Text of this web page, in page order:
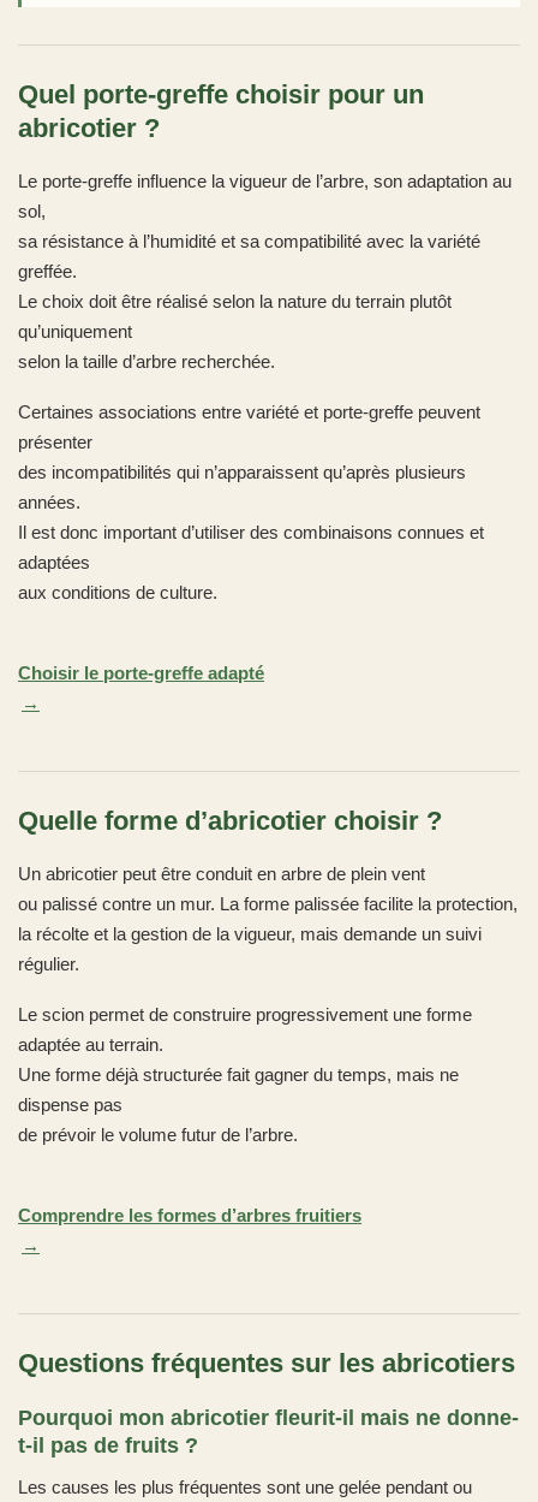
Quel porte-greffe choisir pour un
abricotier ?
Le porte-greffe influence la vigueur de l’arbre, son adaptation au
sol,
sa résistance à l’humidité et sa compatibilité avec la variété
greffée.
Le choix doit être réalisé selon la nature du terrain plutôt
qu’uniquement
selon la taille d’arbre recherchée.
Certaines associations entre variété et porte-greffe peuvent
présenter
des incompatibilités qui n’apparaissent qu’après plusieurs
années.
Il est donc important d’utiliser des combinaisons connues et
adaptées
aux conditions de culture.
Choisir le porte-greffe adapté
Quelle forme d’abricotier choisir ?
Un abricotier peut être conduit en arbre de plein vent
ou palissé contre un mur. La forme palissée facilite la protection,
la récolte et la gestion de la vigueur, mais demande un suivi
régulier.
Le scion permet de construire progressivement une forme
adaptée au terrain.
Une forme déjà structurée fait gagner du temps, mais ne
dispense pas
de prévoir le volume futur de l’arbre.
Comprendre les formes d’arbres fruitiers
Questions fréquentes sur les abricotiers
Pourquoi mon abricotier fleurit-il mais ne donne-
t-il pas de fruits ?
Les causes les plus fréquentes sont une gelée pendant ou